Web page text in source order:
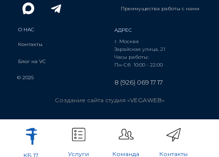
КБ 17 Услуги Команда Контакты
Преимущества работы с нами
О НАС
Контакты
Блог на VC
© 2025
АДРЕС
г. Москва
Зарайская улица, 21
Часы работы:
Пн-Сб 10:00 - 22:00
8 (926) 069 17 17
Создание сайта студия «VEGAWEB»